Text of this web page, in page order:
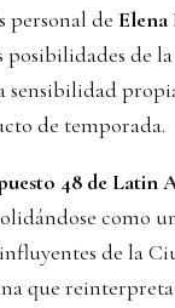
personal de Elena
de la
sensibilidad
de temporada.
48 de Latin
como
de la
que